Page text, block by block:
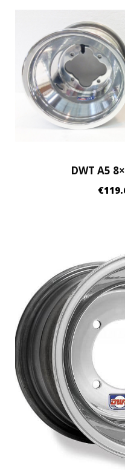
DWT A5
€